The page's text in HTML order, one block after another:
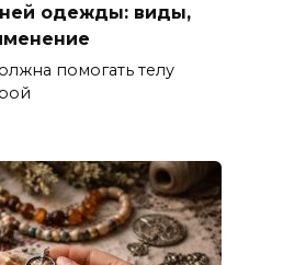
одежды: виды,
помогать телу